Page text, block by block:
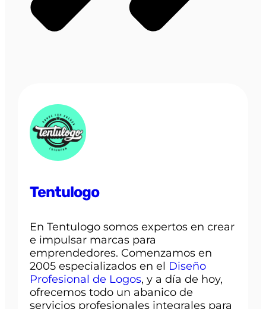
Tentulogo
En Tentulogo somos expertos en crear
e impulsar marcas para
emprendedores. Comenzamos en
2005 especializados en el Diseño
Profesional de Logos, y a día de hoy,
ofrecemos todo un abanico de
servicios profesionales integrales para